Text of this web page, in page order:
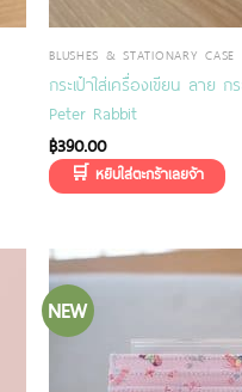
BLUSHES & STATIONARY CASE
กระเป๋าใส่เครื่องเขียน ลาย ก
Peter Rabbit
฿390.00
NEW